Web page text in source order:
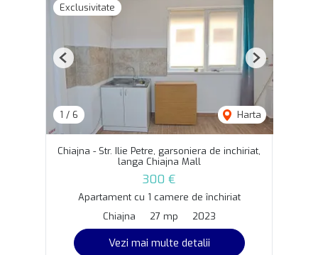
Exclusivitate
1 / 6 Harta
Previous Next
Chiajna - Str. Ilie Petre, garsoniera de inchiriat,
langa Chiajna Mall
300 €
Apartament cu 1 camere de închiriat
Chiajna
27 mp 2023
Vezi mai multe detalii